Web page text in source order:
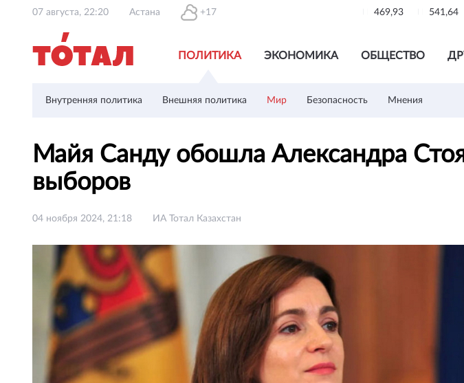
07 августа, 22:20 Астана +17 469,93 541,64
ПОЛИТИКА ЭКОНОМИКА ОБЩЕСТВО
Внутренняя политика Внешняя политика Мир Безопасность Мнения
Майя Санду обошла Александра
выборов
04 ноября 2024, 21:18 ИА Тотал Казахстан